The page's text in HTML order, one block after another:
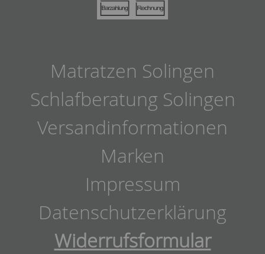
Matratzen Solingen
Schlafberatung Solingen
Versandinformationen
Marken
Impressum
Datenschutzerklärung
Widerrufsformular